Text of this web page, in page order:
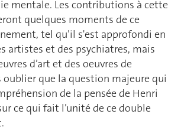
mentale. Les contributions à cette
quelques moments de ce
tel qu’il s'est approfondi en
artistes et des psychiatres, mais
d’art et des oeuvres de
oublier que la question majeure qui
de la pensée de Henri
ce qui fait l’unité de ce double